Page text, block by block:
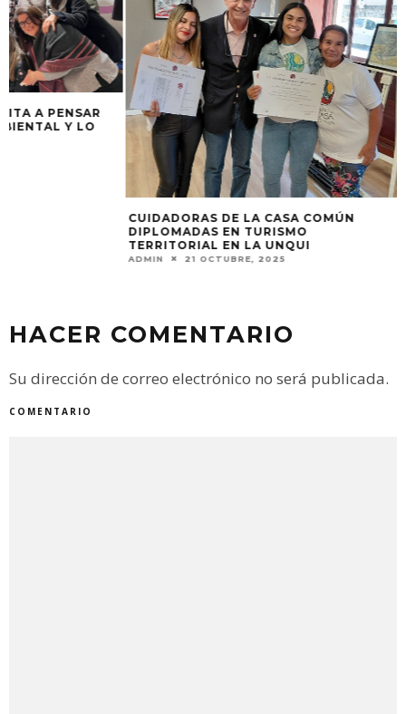
CUIDADORAS DE LA CASA COMÚN
DIPLOMADAS EN TURISMO
TERRITORIAL EN LA UNQUI
21 OCTUBRE, 2025
BUSCAN
SALUDABLES
ADMIN 9
HACER COMENTARIO
Su dirección de correo electrónico no será publicada.
COMENTARIO